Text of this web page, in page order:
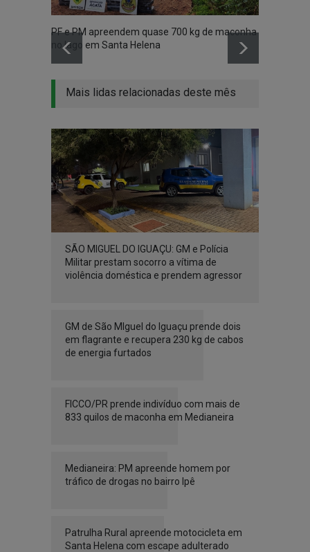
PF e PM apreendem quase 700 kg de maconha
no lago em Santa Helena
Mais lidas relacionadas deste mês
SÃO MIGUEL DO IGUAÇU: GM e Polícia
Militar prestam socorro a vítima de
violência doméstica e prendem agressor
GM de São MIguel do Iguaçu prende dois
em flagrante e recupera 230 kg de cabos
de energia furtados
FICCO/PR prende indivíduo com mais de
833 quilos de maconha em Medianeira
Medianeira: PM apreende homem por
tráfico de drogas no bairro Ipê
Patrulha Rural apreende motocicleta em
Santa Helena com escape adulterado